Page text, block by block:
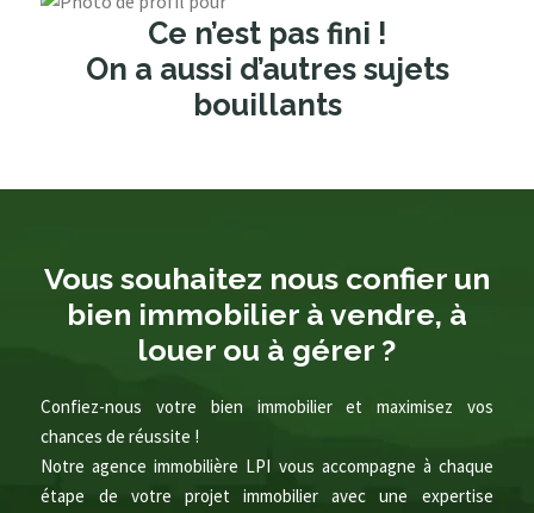
Ce n’est pas fini !
On a aussi d’autres sujets
bouillants
Vous souhaitez nous confier un
bien immobilier à vendre, à
louer ou à gérer ?
Confiez-nous votre bien immobilier et maximisez vos
chances de réussite !
Notre agence immobilière LPI vous accompagne à chaque
étape de votre projet immobilier avec une expertise